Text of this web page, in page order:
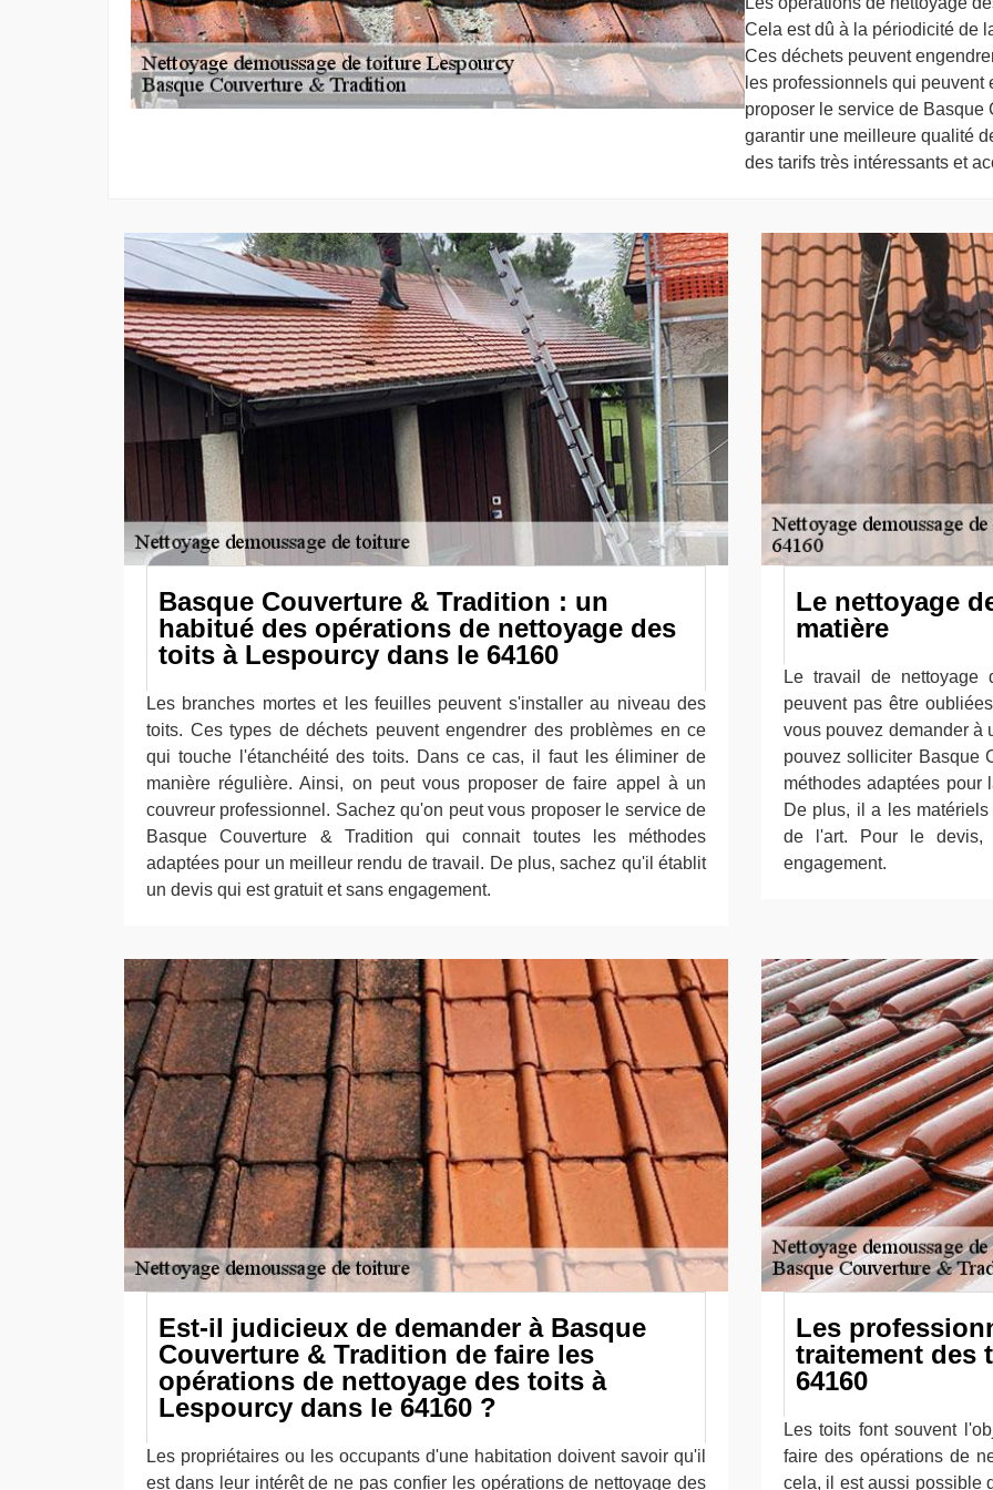
Cela est dû à la périodicité de
Ces déchets peuvent
les professionnels qui
proposer le service de Basque
garantir une meilleure qualité
des tarifs très intéressants et
Basque Couverture & Tradition : un
habitué des opérations de nettoyage des
toits à Lespourcy dans le 64160
Les branches mortes et les feuilles peuvent s'installer au niveau des
toits. Ces types de déchets peuvent engendrer des problèmes en ce
qui touche l'étanchéité des toits. Dans ce cas, il faut les éliminer de
manière régulière. Ainsi, on peut vous proposer de faire appel à un
couvreur professionnel. Sachez qu'on peut vous proposer le service de
Basque Couverture & Tradition qui connait toutes les méthodes
adaptées pour un meilleur rendu de travail. De plus, sachez qu'il établit
un devis qui est gratuit et sans engagement.
Le nettoyage
matière
Le travail de
peuvent pas être
vous pouvez demander à
pouvez solliciter Basque
méthodes adaptées pour
De plus, il a les
de l'art. Pour le devis,
engagement.
Est-il judicieux de demander à Basque
Couverture & Tradition de faire les
opérations de nettoyage des toits à
Lespourcy dans le 64160 ?
Les propriétaires ou les occupants d'une habitation doivent savoir qu'il
est dans leur intérêt de ne pas confier les opérations de nettoyage des
Les
traitement des
64160
Les toits font souvent
faire des opérations de
cela, il est aussi possible